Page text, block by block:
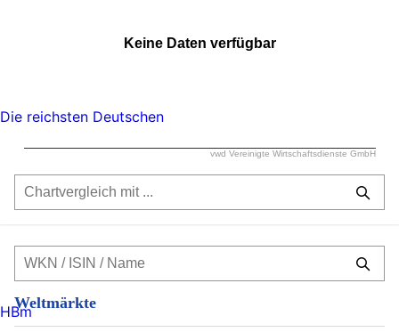
vwd Vereinigte Wirtschaftsdienste GmbH
Keine Daten verfügbar
Weltmärkte
Die reichsten Deutschen
HBm